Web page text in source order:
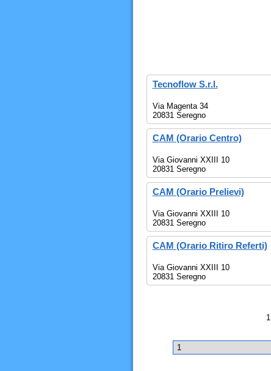
Tecnoflow S.r.l.
Via Magenta 34
20831 Seregno
CAM (Orario Centro)
Via Giovanni XXIII 10
20831 Seregno
CAM (Orario Prelievi)
Via Giovanni XXIII 10
20831 Seregno
CAM (Orario Ritiro Referti)
Via Giovanni XXIII 10
20831 Seregno
1